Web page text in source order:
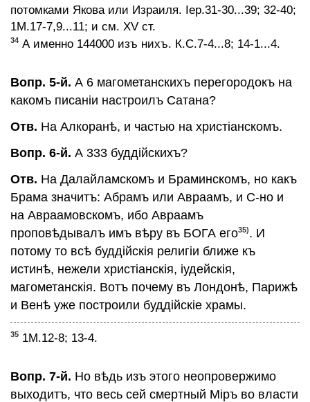
потомками Якова или Израиля. Iер.31-30...39; 32-40;
1М.17-7,9...11; и см. XV ст.
34 А именно 144000 изъ нихъ. К.С.7-4...8; 14-1...4.
Вопр. 5-й. А 6 магометанскихъ перегородокъ на
какомъ писанiи настроилъ Сатана?
Отв. На Алкоранѣ, и частью на христiанскомъ.
Вопр. 6-й. А 333 буддiйскихъ?
Отв. На Далайламскомъ и Браминскомъ, но какъ
Брама значитъ: Абрамъ или Авраамъ, и С-но и
на Авраамовскомъ, ибо Авраамъ
проповѣдывалъ имъ вѣру въ БОГА его35). И
потому то всѣ буддiйскiя религiи ближе къ
истинѣ, нежели христiанскiя, iудейскiя,
магометанскiя. Вотъ почему въ Лондонѣ, Парижѣ
и Венѣ уже построили буддiйскiе храмы.
35 1М.12-8; 13-4.
Вопр. 7-й. Но вѣдь изъ этого неопровержимо
выходитъ, что весь сей смертный Мiръ во власти